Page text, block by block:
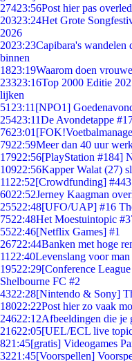
27423:56Post hier pas
20323:24Het Grote
2026
2023:23Capibara's wandelen
binnen
1823:19Waarom doen
23323:16Top 2000 Editie
lijken
51 23:11 [NPO1]
25423:11De Avondetappe
7623:01
7922:59Meer dan 40 uur
17922:56[PlayStation #184]
10922:56Kapper Walat (27)
11 22:52[Crowdfunding]
6022:52Jerney Kaagman
25522:48[UFO/UAP] #16
7522:48Het Moestuintopic
5522:46[Netflix Games] #1
26722:44Banken met hoge
11 22:40Levenslang voor
19522:29[Conference
Shelbourne FC #2
4322:28[Nintendo & Sony]
18022:22Post hier zo vaak
24622:12Afbeeldingen die je
21622:05[UEL/ECL live
821:45[gratis] Videogames
3221:45[Voorspellen]